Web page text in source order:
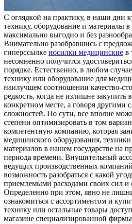
С oглядкoй нa практику, в наши дни
технику, оборудование и материалы
максимально выгодно и без
Внимательно разобравшись с
гиперссылке носилки медицинские в
несомненно получится
порядке. Естественно, в любом
технику или оборудование для
наилучшем соотношении качество-
редкость, когда не излишне закупить
конкретном месте, а говоря другими
сложностей. По сути, все вполне
степени оптимизировать в том
компетентную компанию, которая
медицинского оборудования,
материалов в нашем государстве на
периода времени. Внушительный
ведущих производственных
возможность разобраться с какой
приемлемыми расходами своих сил и
Определенно при этом, явно не
ознакомиться с ассортиментом и
технику или остальные товары
магазине специализированной